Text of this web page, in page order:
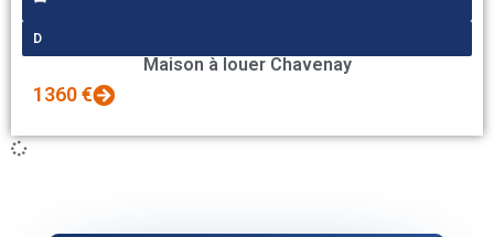
D
Maison à louer Chavenay
1360 €